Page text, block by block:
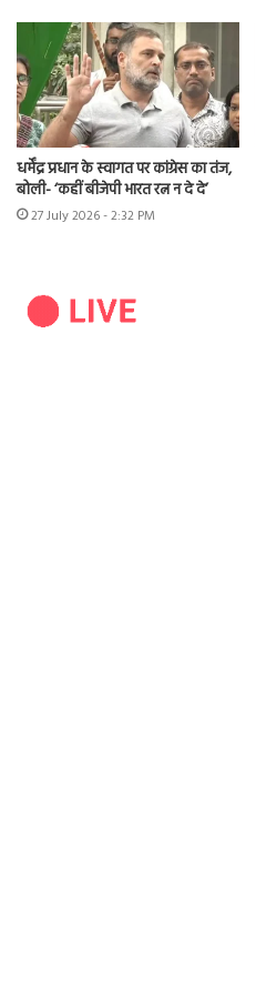
धर्मेंद्र प्रधान के स्वागत पर कांग्रेस का तंज,
बोली- ‘कहीं बीजेपी भारत रत्न न दे दे’
27 July 2026 - 2:32 PM